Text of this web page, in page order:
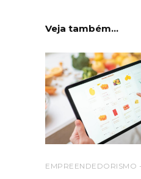
Veja também...
EMPREENDEDORISMO